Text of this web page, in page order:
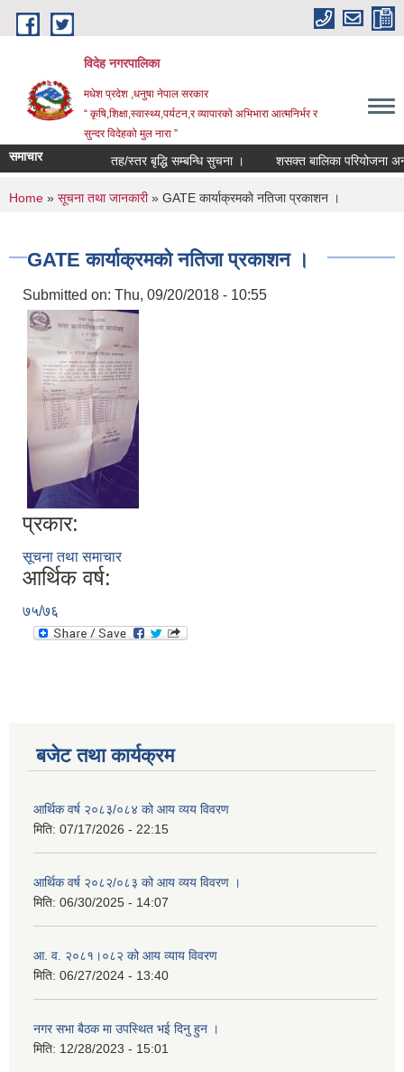
Skip to main content
विदेह नगरपालिका
मधेश प्रदेश ,धनुषा नेपाल सरकार
“ कृषि,शिक्षा,स्वास्थ्य,पर्यटन,र व्यापारको अभिभारा आत्मनिर्भर र
सुन्दर विदेहको मुल नारा ”
समाचार तह/स्तर बृद्धि सम्बन्धि सुचना । शसक्त बालिका परियोजना
You are here
Home » सूचना तथा जानकारी» GATE कार्याक्रमकाे नतिजा प्रकाशन ।
GATE कार्याक्रमकाे नतिजा प्रकाशन ।
Submitted on: Thu, 09/20/2018 - 10:55
प्रकार:
सूचना तथा समाचार
आर्थिक वर्ष:
७५/७६
बजेट तथा कार्यक्रम
आर्थिक वर्ष २०८३/०८४ को आय व्यय विवरण
मिति: 07/17/2026 - 22:15
आर्थिक वर्ष २०८२/०८३ को आय व्यय विवरण ।
मिति: 06/30/2025 - 14:07
आ. व. २०८१।०८२ को आय व्याय विवरण
मिति: 06/27/2024 - 13:40
नगर सभा बैठक मा उपस्थित भई दिनु हुन ।
मिति: 12/28/2023 - 15:01